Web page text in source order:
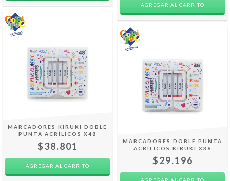
MARCADORES KIRUKI DOBLE
PUNTA ACRÍLICOS X48
$38.801
MARCADORES DOBLE PUNTA
ACRÍLICOS KIRUKI X36
$29.196